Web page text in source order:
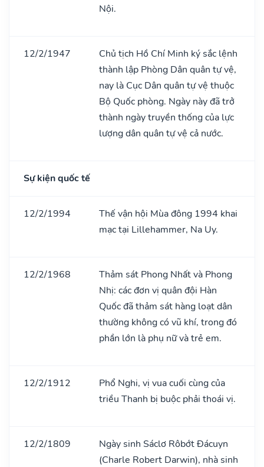
Nội.
12/2/1947
Chủ tịch Hồ Chí Minh ký sắc lệnh
thành lập Phòng Dân quân tự vệ,
nay là Cục Dân quân tự vệ thuộc
Bộ Quốc phòng. Ngày này đã trở
thành ngày truyền thống của lực
lượng dân quân tự vệ cả nước.
Sự kiện quốc tế
12/2/1994
Thế vận hội Mùa đông 1994 khai
mạc tại Lillehammer, Na Uy.
12/2/1968
Thảm sát Phong Nhất và Phong
Nhị: các đơn vị quân đội Hàn
Quốc đã thảm sát hàng loạt dân
thường không có vũ khí, trong đó
phần lớn là phụ nữ và trẻ em.
12/2/1912
Phổ Nghi, vị vua cuối cùng của
triều Thanh bị buộc phải thoái vị.
12/2/1809
Ngày sinh Sáclơ Rôbớt Đácuyn
(Charle Robert Darwin), nhà sinh